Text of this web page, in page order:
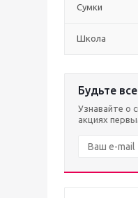
Сумки
Школа
Будьте
Узнавайте о
акциях